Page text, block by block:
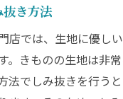
き方法
店では、生地に優し
。きものの生地は非
法でしみ抜きを行う